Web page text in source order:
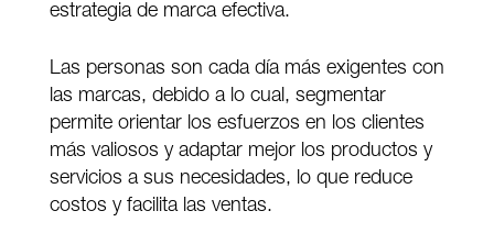
estrategia de marca efectiva.
Las personas son cada día más exigentes con
las marcas, debido a lo cual, segmentar
permite orientar los esfuerzos en los clientes
más valiosos y adaptar mejor los productos y
servicios a sus necesidades, lo que reduce
costos y facilita las ventas.